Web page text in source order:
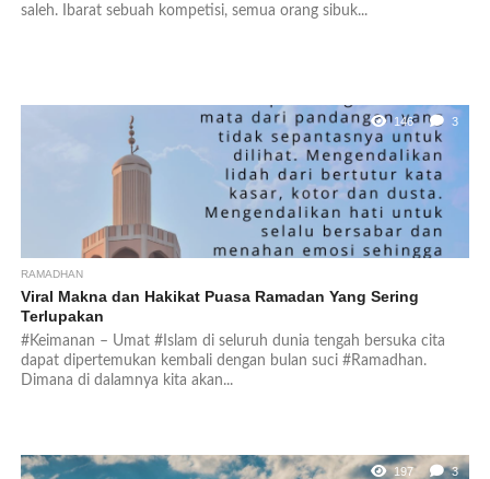
saleh. Ibarat sebuah kompetisi, semua orang sibuk...
146 3
RAMADHAN
Viral Makna dan Hakikat Puasa Ramadan Yang Sering
Terlupakan
#Keimanan – Umat #Islam di seluruh dunia tengah bersuka cita
dapat dipertemukan kembali dengan bulan suci #Ramadhan.
Dimana di dalamnya kita akan...
197 3